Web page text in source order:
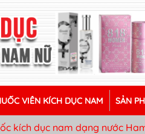
VIÊN KÍCH DỤC NAM SẢN
kích dục nam dạng nước